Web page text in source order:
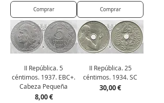
Comprar Comprar
II República. 5
céntimos. 1937. EBC+.
Cabeza Pequeña
Precio
8,00 €
II República. 25
céntimos. 1934. SC
Precio
30,00 €